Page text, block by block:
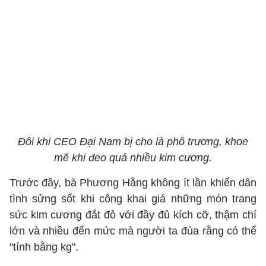
Đôi khi CEO Đại Nam bị cho là phô trương, khoe
mẽ khi đeo quá nhiều kim cương.
Trước đây, bà Phương Hằng không ít lần khiến dân
tình sửng sốt khi công khai giá những món trang
sức kim cương đắt đỏ với đầy đủ kích cỡ, thậm chí
lớn và nhiều đến mức mà người ta đùa rằng có thể
"tính bằng kg".